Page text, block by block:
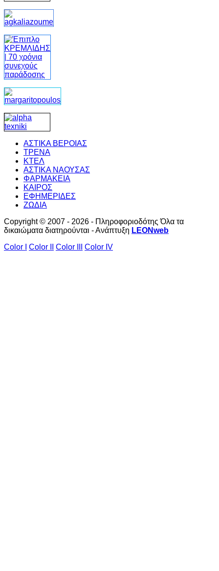
ΑΣΤΙΚΑ ΒΕΡΟΙΑΣ
ΤΡΕΝΑ
ΚΤΕΛ
ΑΣΤΙΚΑ ΝΑΟΥΣΑΣ
ΦΑΡΜΑΚΕΙΑ
ΚΑΙΡΟΣ
ΕΦΗΜΕΡΙΔΕΣ
ΖΩΔΙΑ
Copyright © 2007 - 2026 - Πληροφοριοδότης Όλα τα
δικαιώματα διατηρούνται - Ανάπτυξη LEONweb
Color I
Color II Color III Color IV